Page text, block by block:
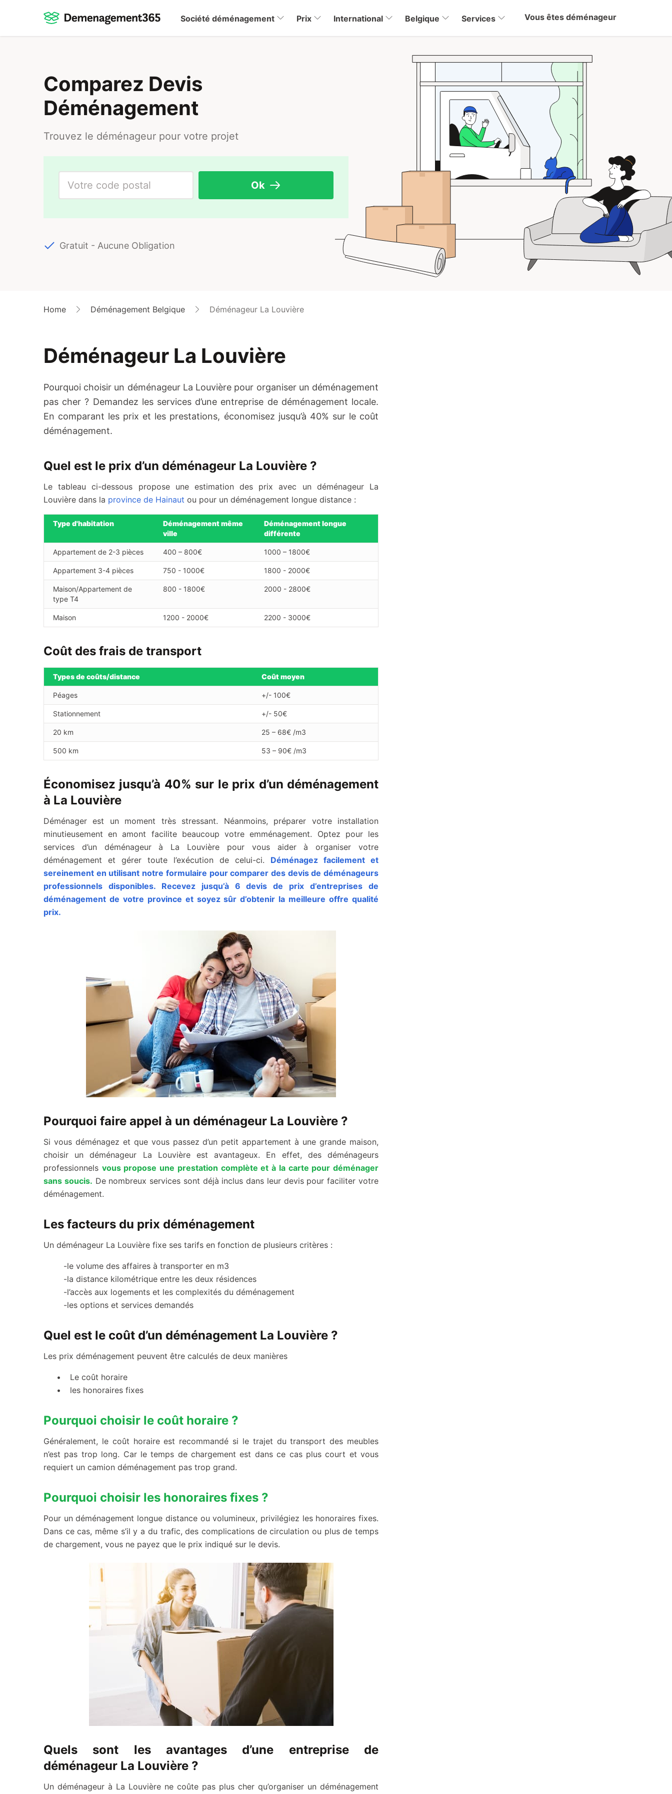
Société déménagement Prix International Belgique Services Vous êtes déménageur
Comparez Devis
Déménagement
Trouvez le déménageur pour votre projet
Ok
Gratuit - Aucune Obligation
Home Déménagement Belgique Déménageur La Louvière
Déménageur La Louvière
Pourquoi choisir un déménageur La Louvière pour organiser un déménagement
pas cher ? Demandez les services d’une entreprise de déménagement locale.
En comparant les prix et les prestations, économisez jusqu’à 40% sur le coût
déménagement.
Quel est le prix d’un déménageur La Louvière ?
Le tableau ci-dessous propose une estimation des prix avec un déménageur La
Louvière dans la province de Hainaut ou pour un déménagement longue distance :
Type d'habitation
Déménagement même
ville
Déménagement longue
différente
Appartement de 2-3 pièces 400 – 800€ 1000 – 1800€
Appartement 3-4 pièces 750 - 1000€ 1800 - 2000€
Maison/Appartement de
type T4
800 - 1800€ 2000 - 2800€
Maison 1200 - 2000€ 2200 - 3000€
Coût des frais de transport
Types de coûts/distance Coût moyen
Péages +/- 100€
Stationnement +/- 50€
20 km 25 – 68€ /m3
500 km 53 – 90€ /m3
Économisez jusqu’à 40% sur le prix d’un déménagement
à La Louvière
Déménager est un moment très stressant. Néanmoins, préparer votre installation
minutieusement en amont facilite beaucoup votre emménagement. Optez pour les
services d’un déménageur à La Louvière pour vous aider à organiser votre
déménagement et gérer toute l’exécution de celui-ci. Déménagez facilement et
sereinement en utilisant notre formulaire pour comparer des devis de déménageurs
professionnels disponibles. Recevez jusqu’à 6 devis de prix d’entreprises de
déménagement de votre province et soyez sûr d’obtenir la meilleure offre qualité
prix.
Pourquoi faire appel à un déménageur La Louvière ?
Si vous déménagez et que vous passez d’un petit appartement à une grande maison,
choisir un déménageur La Louvière est avantageux. En effet, des déménageurs
professionnels vous propose une prestation complète et à la carte pour déménager
sans soucis. De nombreux services sont déjà inclus dans leur devis pour faciliter votre
déménagement.
Les facteurs du prix déménagement
Un déménageur La Louvière fixe ses tarifs en fonction de plusieurs critères :
-le volume des affaires à transporter en m3
-la distance kilométrique entre les deux résidences
-l’accès aux logements et les complexités du déménagement
-les options et services demandés
Quel est le coût d’un déménagement La Louvière ?
Les prix déménagement peuvent être calculés de deux manières
Le coût horaire
les honoraires fixes
Pourquoi choisir le coût horaire ?
Généralement, le coût horaire est recommandé si le trajet du transport des meubles
n’est pas trop long. Car le temps de chargement est dans ce cas plus court et vous
requiert un camion déménagement pas trop grand.
Pourquoi choisir les honoraires fixes ?
Pour un déménagement longue distance ou volumineux, privilégiez les honoraires fixes.
Dans ce cas, même s’il y a du trafic, des complications de circulation ou plus de temps
de chargement, vous ne payez que le prix indiqué sur le devis.
Quels sont les avantages d’une entreprise de
déménageur La Louvière ?
Un déménageur à La Louvière ne coûte pas plus cher qu’organiser un déménagement